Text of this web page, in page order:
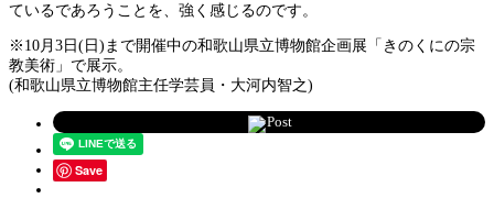
ているであろうことを、強く感じるのです。
※10月3日(日)まで開催中の和歌山県立博物館企画展「きのくにの宗
教美術」で展示。
(和歌山県立博物館主任学芸員・大河内智之)
Post
Save